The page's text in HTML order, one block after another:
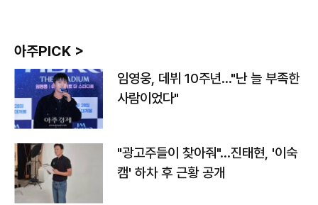
아주PICK >
임영웅, 데뷔 10주년…"난 늘 부족한
사람이었다"
"광고주들이 찾아줘"…진태현, '이숙
캠' 하차 후 근황 공개